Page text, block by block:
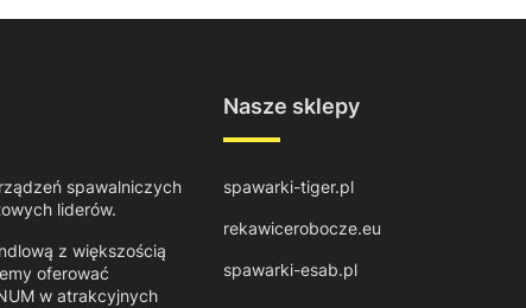
spawalniczych
liderów.
z większością
oferować
w atrakcyjnych
Nasze sklepy
spawarki-tiger.pl
rekawicerobocze.eu
spawarki-esab.pl